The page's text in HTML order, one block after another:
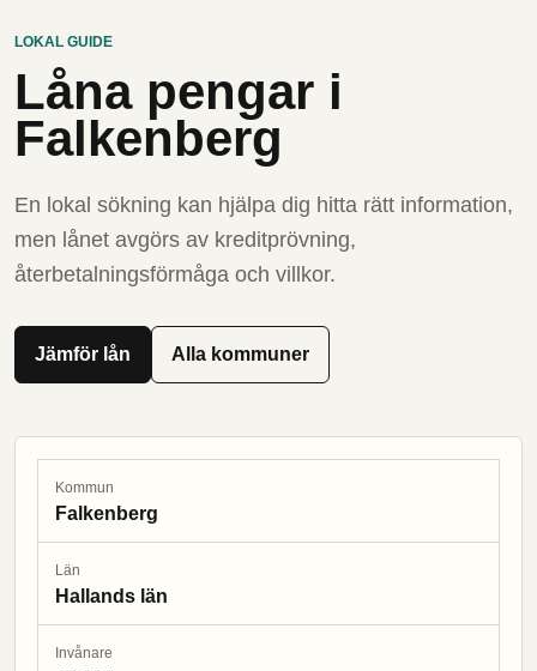
LOKAL GUIDE
Låna pengar i
Falkenberg
En lokal sökning kan hjälpa dig hitta rätt information,
men lånet avgörs av kreditprövning,
återbetalningsförmåga och villkor.
Jämför lån Alla kommuner
Kommun
Falkenberg
Län
Hallands län
Invånare